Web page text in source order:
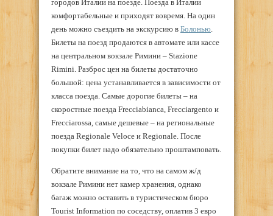
городов Италии на поезде. Поезда в Италии
комфортабельные и приходят вовремя. На один
день можно съездить на экскурсию в Болонью
Билеты на поезд продаются в автомате или кассе
на центральном вокзале Римини – Stazione
Rimini. Разброс цен на билеты достаточно
большой: цена устанавливается в зависимости от
класса поезда. Самые дорогие билеты – на
скоростные поезда Frecciabianca, Frecciargento и
Frecciarossa, самые дешевые – на региональные
поезда Regionale Veloce и Regionale. После
покупки билет надо обязательно проштамповать.
Обратите внимание на то, что на самом ж/д
вокзале Римини нет камер хранения, однако
багаж можно оставить в туристическом бюро
Tourist Information по соседству, оплатив 3 евро